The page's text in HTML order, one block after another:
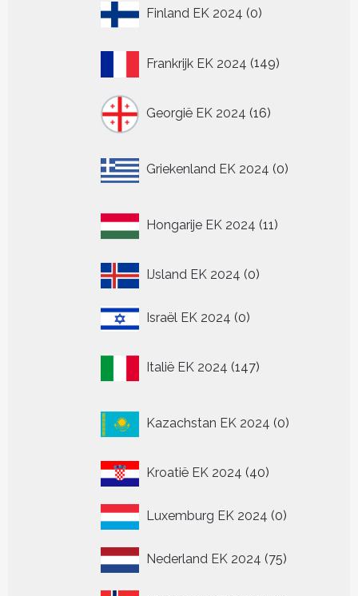
Finland EK 2024 0
producten
Frankrijk EK 2024 149149
Georgië EK 2024 16
producten
Griekenland EK 2024 0
producten
Hongarije EK 2024 11
producten
IJsland EK 2024 00
Israël EK 2024 00
Italië EK 2024 147
producten
Kazachstan EK 2024 0
producten
Kroatië EK 2024 4040
Luxemburg EK 2024 00
Nederland EK 2024 7575